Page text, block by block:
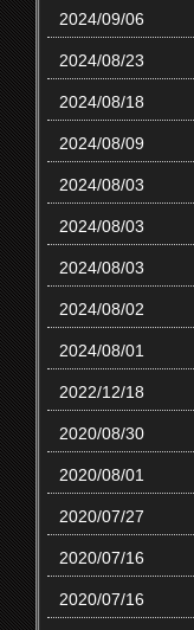
2024/09/06
2024/08/23
2024/08/18
2024/08/09
2024/08/03
2024/08/03
2024/08/03
2024/08/02
2024/08/01
2022/12/18
2020/08/30
2020/08/01
2020/07/27
2020/07/16
2020/07/16